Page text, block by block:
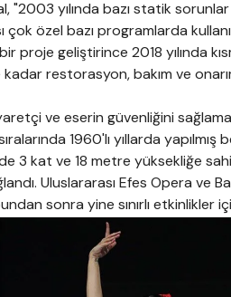
"2003 yılında bazı statik
özel bazı programlarda
proje geliştirince 2018 yılında
restorasyon, bakım ve
ve eserin güvenliğini
1960'lı yıllarda
3 kat ve 18 metre yüksekliğe
Uluslararası Efes Opera ve
sonra yine sınırlı etkinlikler